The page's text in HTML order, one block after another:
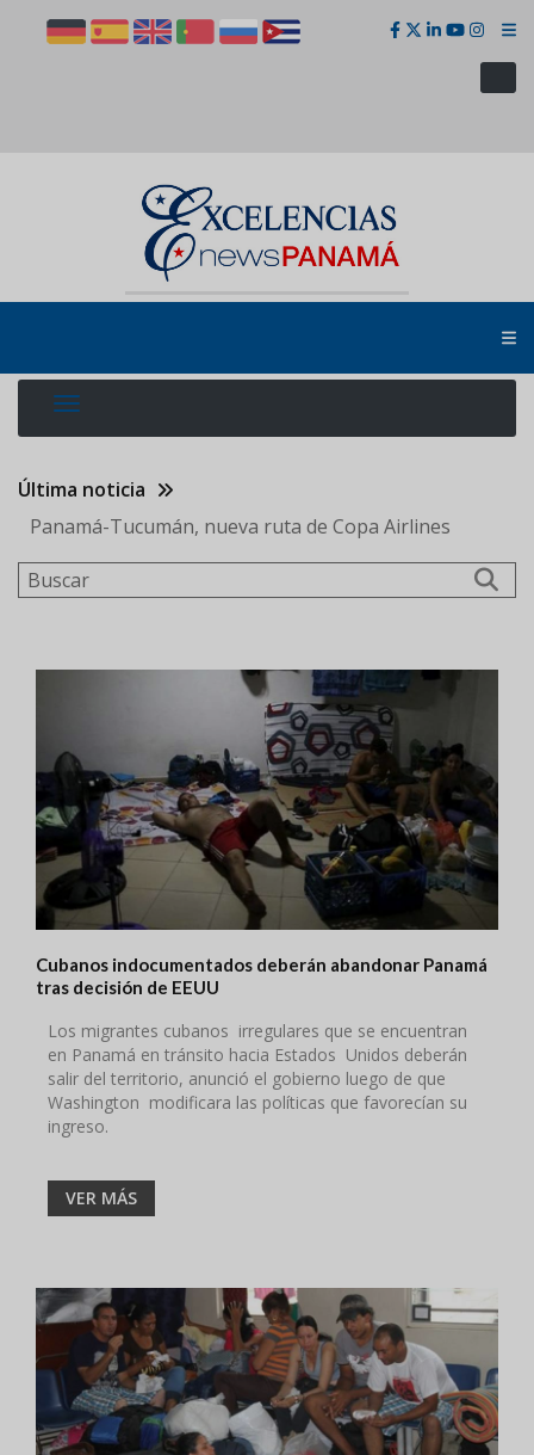
Última noticia
Panamá-Tucumán, nueva ruta de Copa Airlines
Buscar
Cubanos indocumentados deberán abandonar Panamá
tras decisión de EEUU
Los migrantes cubanos irregulares que se encuentran
en Panamá en tránsito hacia Estados Unidos deberán
salir del territorio, anunció el gobierno luego de que
Washington modificara las políticas que favorecían su
ingreso.
VER MÁS